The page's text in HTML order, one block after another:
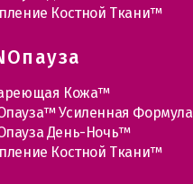
Костной Ткани™
Кожа™
Усиленная Формула
День-Ночь™
Костной Ткани™